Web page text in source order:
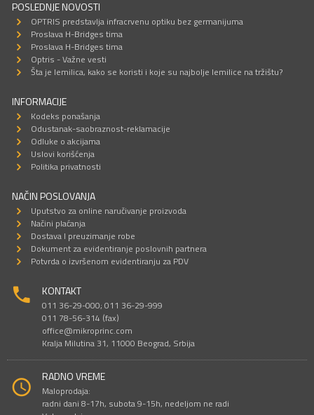
POSLEDNJE NOVOSTI
OPTRIS predstavlja infracrvenu optiku bez germanijuma
Proslava H-Bridges tima
Proslava H-Bridges tima
Optris - Važne vesti
Šta je lemilica, kako se koristi i koje su najbolje lemilice na tržištu?
INFORMACIJE
Kodeks ponašanja
Odustanak-saobraznost-reklamacije
Odluke o akcijama
Uslovi korišćenja
Politika privatnosti
NAČIN POSLOVANJA
Uputstvo za online naručivanje proizvoda
Načini plaćanja
Dostava I preuzimanje robe
Dokument za evidentiranje poslovnih partnera
Potvrda o izvršenom evidentiranju za PDV
KONTAKT
011 36-29-000; 011 36-29-999
011 78-56-314 (fax)
office@mikroprinc.com
Kralja Milutina 31, 11000 Beograd, Srbija
RADNO VREME
Maloprodaja:
radni dani 8-17h, subota 9-15h, nedeljom ne radi